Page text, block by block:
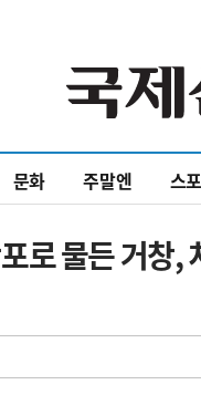
문화 주말엔 스
로 물든 거창,